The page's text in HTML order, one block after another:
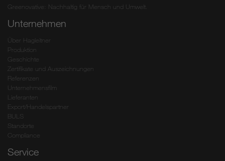
Greenovative: Nachhaltig für Mensch und Umwelt.
Unternehmen
Über Hagleitner
Produktion
Geschichte
Zertifikate und Auszeichnungen
Referenzen
Unternehmensfilm
Lieferanten
Export/Handelspartner
BULS
Standorte
Compliance
Service